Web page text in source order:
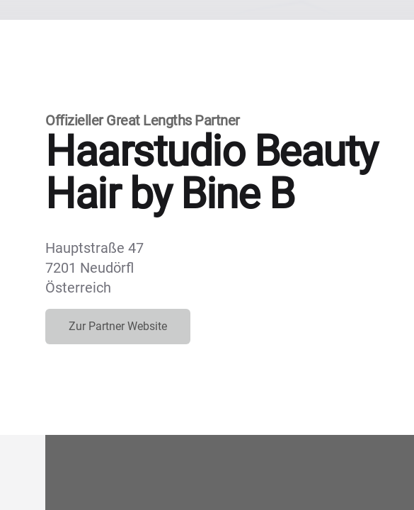
Offizieller Great Lengths Partner
Haarstudio Beauty
Hair by Bine B
Hauptstraße 47
7201 Neudörfl
Österreich
Zur Partner Website